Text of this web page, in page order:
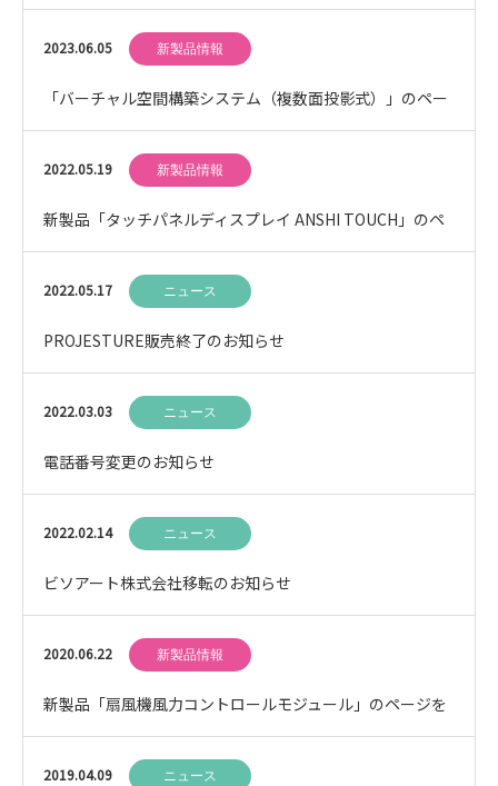
スリリースを配信しました
2023.06.05 新製品情報
「バーチャル空間構築システム（複数面投影式）」のペー
ジを追加しました
2022.05.19 新製品情報
新製品「タッチパネルディスプレイ ANSHI TOUCH」のペ
ージを追加しました
2022.05.17 ニュース
PROJESTURE販売終了のお知らせ
2022.03.03 ニュース
電話番号変更のお知らせ
2022.02.14 ニュース
ビソアート株式会社移転のお知らせ
2020.06.22 新製品情報
新製品「扇風機風力コントロールモジュール」のページを
追加しました
2019.04.09 ニュース